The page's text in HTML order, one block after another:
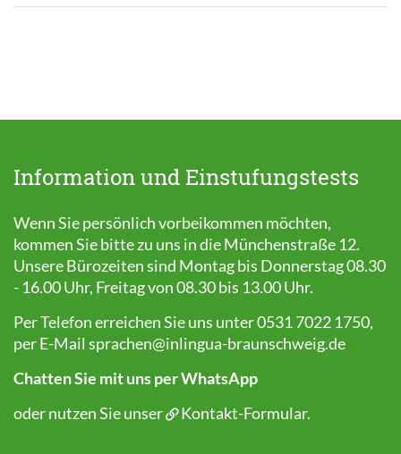
Information und Einstufungstests
Wenn Sie persönlich vorbeikommen möchten,
kommen Sie bitte zu uns in die Münchenstraße 12.
Unsere Bürozeiten sind Montag bis Donnerstag 08.30
- 16.00 Uhr, Freitag von 08.30 bis 13.00 Uhr.
Per Telefon erreichen Sie uns unter 0531 7022 1750,
per E-Mail sprachen@inlingua-braunschweig.de
Chatten Sie mit uns per WhatsApp
oder nutzen Sie unser
Kontakt-Formular.